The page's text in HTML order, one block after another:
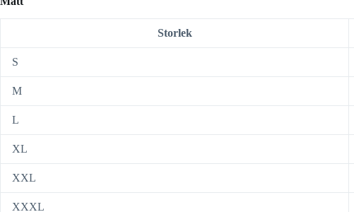
Storlek
S
M
L
XL
XXL
XXXL